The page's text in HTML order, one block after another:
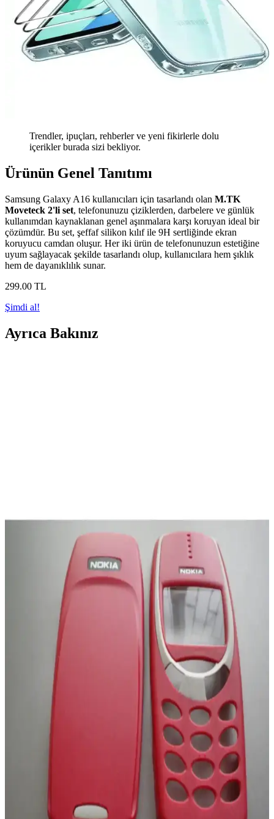
Trendler, ipuçları, rehberler ve yeni fikirlerle dolu
içerikler burada sizi bekliyor.
Ürünün Genel Tanıtımı
Samsung Galaxy A16 kullanıcıları için tasarlandı olan M.TK
Moveteck 2'li set, telefonunuzu çiziklerden, darbelere ve günlük
kullanımdan kaynaklanan genel aşınmalara karşı koruyan ideal bir
çözümdür. Bu set, şeffaf silikon kılıf ile 9H sertliğinde ekran
koruyucu camdan oluşur. Her iki ürün de telefonunuzun estetiğine
uyum sağlayacak şekilde tasarlandı olup, kullanıcılara hem şıklık
hem de dayanıklılık sunar.
299.00 TL
Şimdi al!
Ayrıca Bakınız
Oppo A38 ve Xiaomi Redmi 13C Karşılaştırması:
Hangi Telefon Sizin İçin Uygun
Oppo A38 ve Xiaomi Redmi 13C modellerinin özelliklerini detaylı
karşılaştırıyoruz. Pil ömrü, kamera, ekran ve performans gibi önemli
faktörleri analiz ederek en uygun seçimi yapmanıza yardımcı
Samsung Galaxy S22 Siyah: Güç ve Estetiğin
Modern Buluşması
Samsung Galaxy S22 Siyah, şık tasarımı, yüksek performansı ve
gelişmiş kameralarıyla günlük kullanım ve tarzınızı yansıtmak için
ideal bir akıllı telefondur.
Samsung B310 ve B310 Dual Sim Tuşlu Telefonların
Samsung B310 ve B310 Dual Sim modellerinin özellikleri, kullanıcı
yorumları ve karşılaştırmasıyla, ihtiyaçlarınıza en uygun tuşlu
telefonu seçmenize yardımcı oluyoruz.
Apple iPhone 13 Pro ve iPhone 15 Pro
Karşılaştırması Hangi Model Daha Uygun